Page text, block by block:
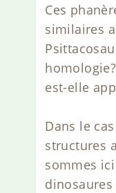
Ces
similaires
est-elle
Dans le
structures
sommes